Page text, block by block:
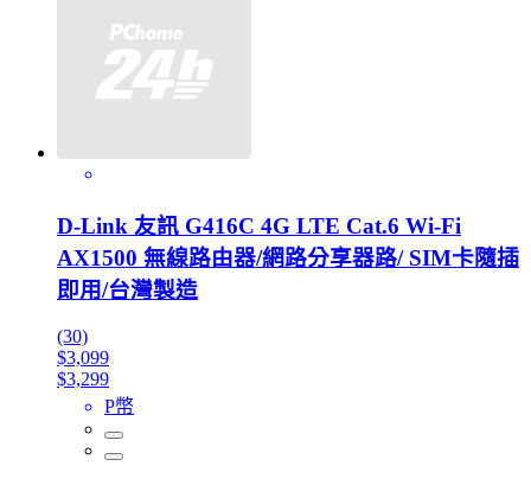
D-Link 友訊 G416C 4G LTE Cat.6 Wi-Fi
AX1500 無線路由器/網路分享器路/ SIM卡隨插
即用/台灣製造
(30)
$3,099
$3,299
P幣